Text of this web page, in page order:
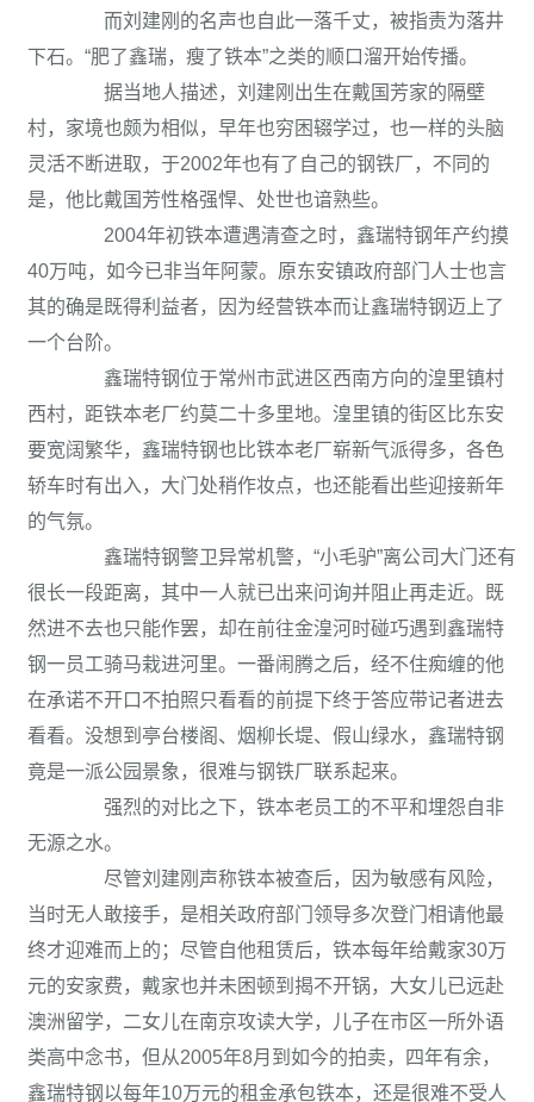
而刘建刚的名声也自此一落千丈，被指责为落井
下石。“肥了鑫瑞，瘦了铁本”之类的顺口溜开始传播。
据当地人描述，刘建刚出生在戴国芳家的隔壁
村，家境也颇为相似，早年也穷困辍学过，也一样的头脑
灵活不断进取，于2002年也有了自己的钢铁厂，不同的
是，他比戴国芳性格强悍、处世也谙熟些。
2004年初铁本遭遇清查之时，鑫瑞特钢年产约摸
40万吨，如今已非当年阿蒙。原东安镇政府部门人士也言
其的确是既得利益者，因为经营铁本而让鑫瑞特钢迈上了
一个台阶。
鑫瑞特钢位于常州市武进区西南方向的湟里镇村
西村，距铁本老厂约莫二十多里地。湟里镇的街区比东安
要宽阔繁华，鑫瑞特钢也比铁本老厂崭新气派得多，各色
轿车时有出入，大门处稍作妆点，也还能看出些迎接新年
的气氛。
鑫瑞特钢警卫异常机警，“小毛驴”离公司大门还有
很长一段距离，其中一人就已出来问询并阻止再走近。既
然进不去也只能作罢，却在前往金湟河时碰巧遇到鑫瑞特
钢一员工骑马栽进河里。一番闹腾之后，经不住痴缠的他
在承诺不开口不拍照只看看的前提下终于答应带记者进去
看看。没想到亭台楼阁、烟柳长堤、假山绿水，鑫瑞特钢
竟是一派公园景象，很难与钢铁厂联系起来。
强烈的对比之下，铁本老员工的不平和埋怨自非
无源之水。
尽管刘建刚声称铁本被查后，因为敏感有风险，
当时无人敢接手，是相关政府部门领导多次登门相请他最
终才迎难而上的；尽管自他租赁后，铁本每年给戴家30万
元的安家费，戴家也并未困顿到揭不开锅，大女儿已远赴
澳洲留学，二女儿在南京攻读大学，儿子在市区一所外语
类高中念书，但从2005年8月到如今的拍卖，四年有余，
鑫瑞特钢以每年10万元的租金承包铁本，还是很难不受人